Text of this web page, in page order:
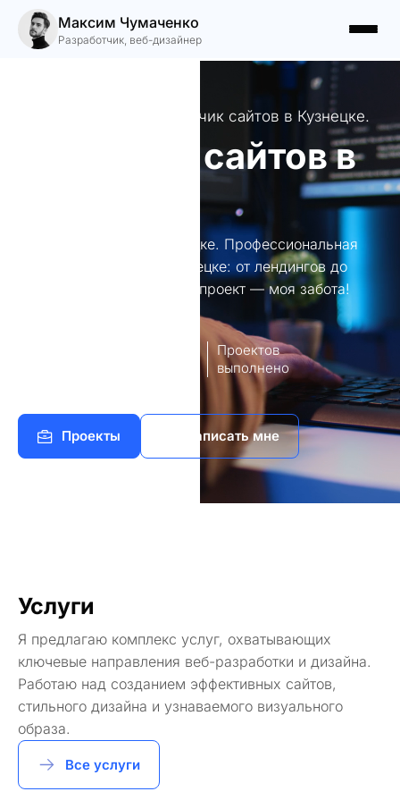
Максим Чумаченко
Разработчик, веб-дизайнер
Ваш надежный разработчик сайтов в Кузнецке.
Создание сайтов в
Создание сайтов в Кузнецке. Профессиональная
разработка сайтов в Кузнецке: от лендингов до
интернет-магазинов. Ваш проект — моя забота!
Проектов
выполнено
Проекты Написать мне
Услуги
Я предлагаю комплекс услуг, охватывающих
ключевые направления веб-разработки и дизайна.
Работаю над созданием эффективных сайтов,
стильного дизайна и узнаваемого визуального
образа.
Все услуги